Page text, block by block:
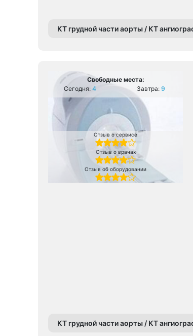
КТ грудной части аорты / КТ
Свободные места:
Сегодня: 4 Завтра: 9
Отзыв о сервисе
Отзыв о врачах
Отзыв об оборудовании
КТ грудной части аорты / КТ